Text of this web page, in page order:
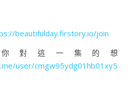
beautifulday.firstory.io/join
對這一集的想
user/